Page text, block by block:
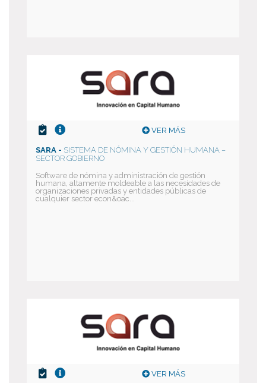
VER MÁS
SARA - SISTEMA DE NÓMINA Y GESTIÓN HUMANA –
SECTOR GOBIERNO
Software de nómina y administración de gestión
humana, altamente moldeable a las necesidades de
organizaciones privadas y entidades públicas de
cualquier sector econ&oac...
VER MÁS